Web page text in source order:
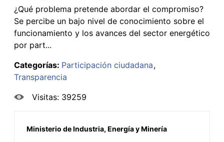
¿Qué problema pretende abordar el compromiso?
Se percibe un bajo nivel de conocimiento sobre el
funcionamiento y los avances del sector energético
por part...
Categorías: Participación ciudadana
Transparencia
Visitas: 39259
Ministerio de Industria, Energía y Minería